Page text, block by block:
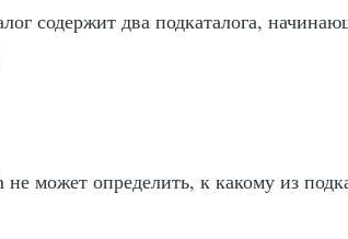
содержит два подкаталога,
может определить, к какому из